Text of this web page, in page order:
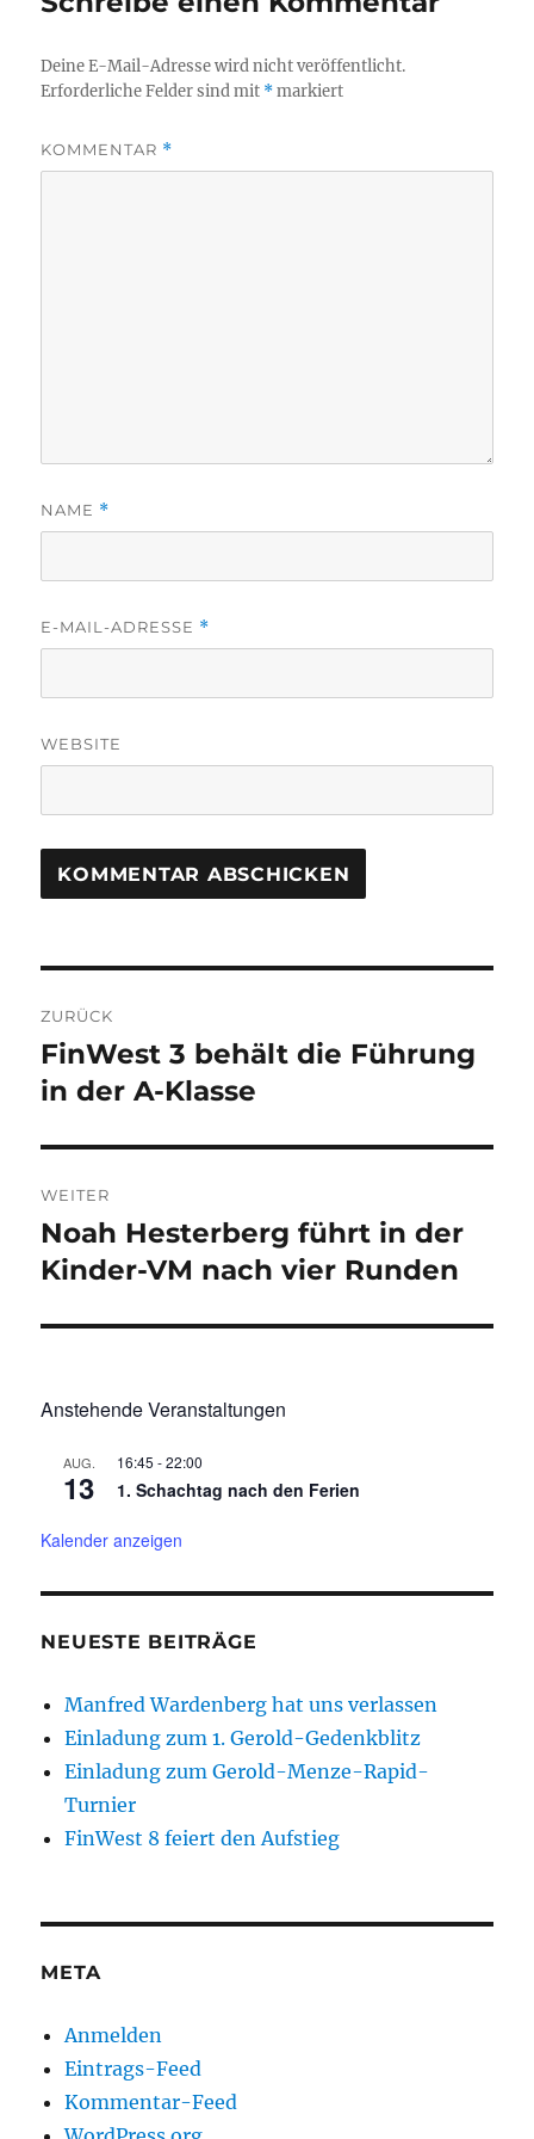
Deine E-Mail-Adresse wird nicht veröffentlicht.
Erforderliche Felder sind mit *markiert
KOMMENTAR *
NAME *
E-MAIL-ADRESSE *
WEBSITE
ZURÜCK
Vorheriger
Beitrag:
FinWest 3 behält die Führung
in der A-Klasse
WEITER
Nächster
Beitrag:
Noah Hesterberg führt in der
Kinder-VM nach vier Runden
Anstehende Veranstaltungen
AUG.
13
16:45 -22:00
1. Schachtag nach den Ferien
Kalender anzeigen
NEUESTE BEITRÄGE
Manfred Wardenberg hat uns verlassen
Einladung zum 1. Gerold-Gedenkblitz
Einladung zum Gerold-Menze-Rapid-
Turnier
FinWest 8 feiert den Aufstieg
META
Anmelden
Eintrags-Feed
Kommentar-Feed